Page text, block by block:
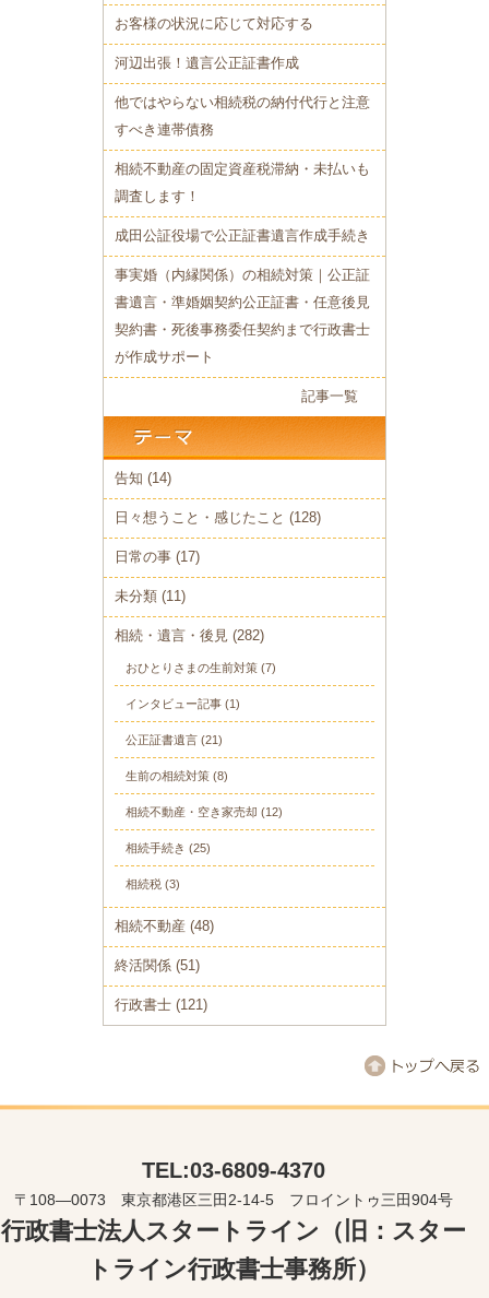
お客様の状況に応じて対応する
河辺出張！遺言公正証書作成
他ではやらない相続税の納付代行と注意
すべき連帯債務
相続不動産の固定資産税滞納・未払いも
調査します！
成田公証役場で公正証書遺言作成手続き
事実婚（内縁関係）の相続対策｜公正証
書遺言・準婚姻契約公正証書・任意後見
契約書・死後事務委任契約まで行政書士
が作成サポート
記事一覧
告知 (14)
日々想うこと・感じたこと (128)
日常の事 (17)
未分類 (11)
相続・遺言・後見 (282)
おひとりさまの生前対策 (7)
インタビュー記事 (1)
公正証書遺言 (21)
生前の相続対策 (8)
相続不動産・空き家売却 (12)
相続手続き (25)
相続税 (3)
相続不動産 (48)
終活関係 (51)
行政書士 (121)
TEL:03-6809-4370
〒108―0073 東京都港区三田2-14-5 フロイントゥ三田904号
行政書士法人スタートライン（旧：スター
トライン行政書士事務所）